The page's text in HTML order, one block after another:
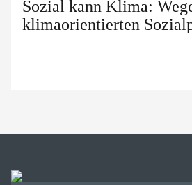
Sozial kann Klima:
klimaorientierten